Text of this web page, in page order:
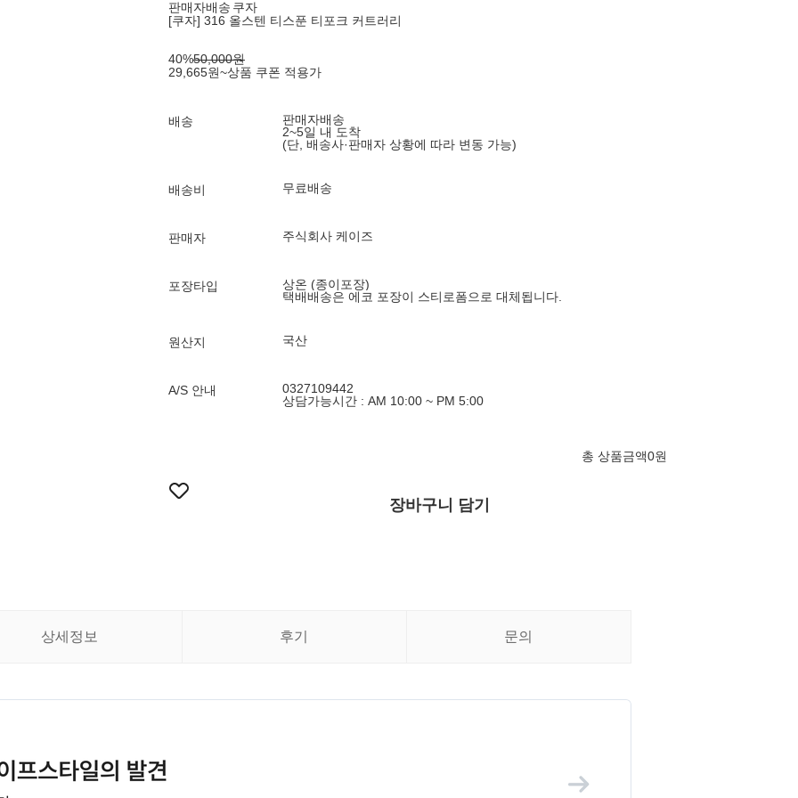
판매자배송 쿠자
[쿠자] 316 올스텐 티스푼 티포크 커트러리
40%50,000원
29,665원~상품 쿠폰 적용가
배송
판매자배송
2~5일 내 도착
(단, 배송사·판매자 상황에 따라 변동 가능)
배송비 무료배송
판매자 주식회사 케이즈
포장타입
상온 (종이포장)
택배배송은 에코 포장이 스티로폼으로 대체됩니다.
원산지 국산
A/S 안내
0327109442
상담가능시간 : AM 10:00 ~ PM 5:00
총 상품금액0원
장바구니 담기
상세정보 후기 문의